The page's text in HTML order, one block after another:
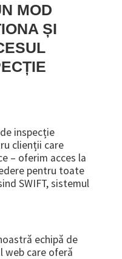
MOD
ȘI
inspecție
clienții care
– oferim acces la
pentru toate
SWIFT, sistemul
echipă de
web care oferă